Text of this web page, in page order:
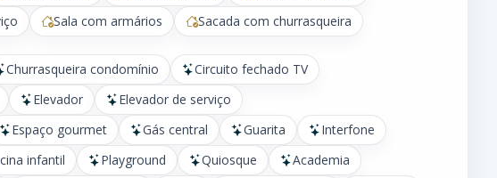
Sala com armários Sacada com churrasqueira
Churrasqueira condomínio
Circuito fechado TV
Elevador
Elevador de serviço
Espaço gourmet Gás central Guarita
Interfone
infantil Playground Quiosque
Academia